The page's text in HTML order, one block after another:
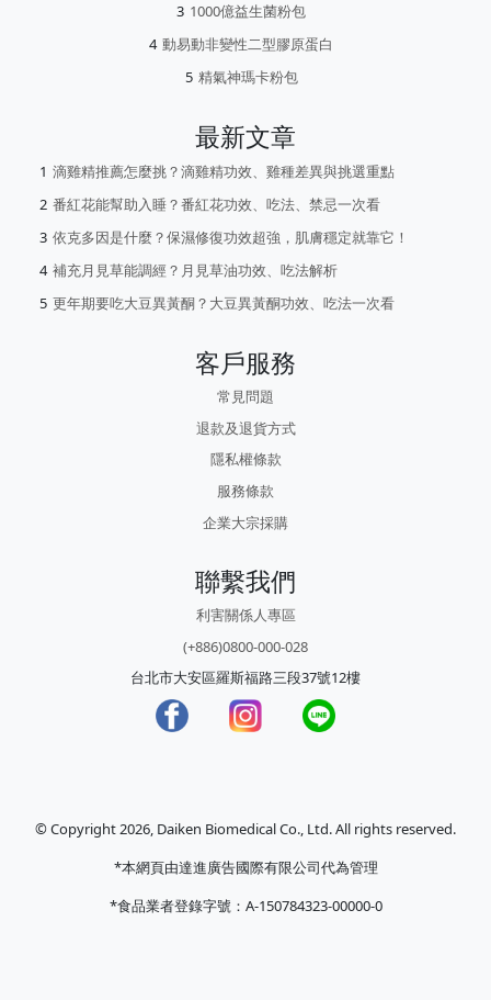
1000億益生菌粉包
動易動非變性二型膠原蛋白
精氣神瑪卡粉包
最新文章
滴雞精推薦怎麼挑？滴雞精功效、雞種差異與挑選重點
番紅花能幫助入睡？番紅花功效、吃法、禁忌一次看
依克多因是什麼？保濕修復功效超強，肌膚穩定就靠它！
補充月見草能調經？月見草油功效、吃法解析
更年期要吃大豆異黃酮？大豆異黃酮功效、吃法一次看
客戶服務
常見問題
退款及退貨方式
隱私權條款
服務條款
企業大宗採購
聯繫我們
利害關係人專區
(+886)0800-000-028
台北市大安區羅斯福路三段37號12樓
© Copyright 2026, Daiken Biomedical Co., Ltd. All rights reserved.
*本網頁由達進廣告國際有限公司代為管理
*食品業者登錄字號：A-150784323-00000-0